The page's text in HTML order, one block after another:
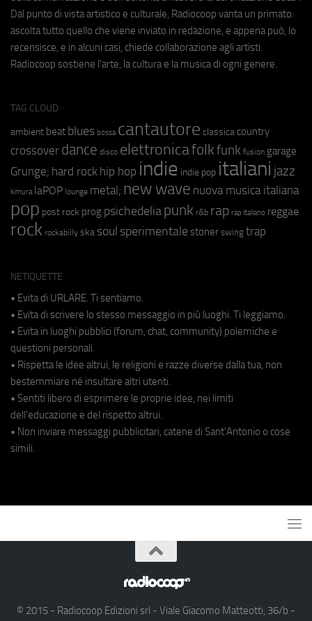
Dal punto di vista artistico e culturale, Radiocoop vanta un primato:
ascolta tutto quello che viene inviato in redazione, e appena può, lo
recensisce, e in alcuni casi, chiede collaborazione agli artisti.
Radiocoop sostiene l'arte, la cultura e la musica di ogni genere.
TAG CLOUD
ambient beat blues bossa cantautore classica country
crossover dance disco elettronicafolkfunk fusion garage
Grunge; hard rock hip hop indie indie pop italiani jazz
kimura laPOP lounge metal; new wave nuova musica italiana
pop post rock prog psichedeliapunk r&b rap rap italiano reggae
rock rockabilly ska soul sperimentale stoner swing trap
NETIQUETTE
• Evita di URLARE. Ti sentiamo.
• Evita di scrivere lo stesso messaggio in più luoghi. Ti leggiamo.
• Evita in luoghi pubblici (forum, chat, community) polemiche e
questioni personali.
• Rispetta le idee altrui, le religioni e razze diverse dalla tua, non
bestemmiare né insultare altri utenti.
• Sentiti libero di esprimere le proprie idee, nei limiti
dell'educazione e del rispetto altrui.
• Non inviare messaggi pubblicitari, catene di Sant'Antonio o cose
simili.
© 2015 - Radiocoop Edizioni srl - Viale Giacomo Matteotti, 36/b -